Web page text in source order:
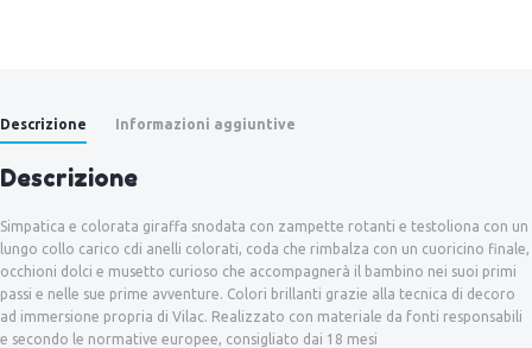
Descrizione Informazioni aggiuntive
Descrizione
Simpatica e colorata giraffa snodata con zampette rotanti e testoliona con un
lungo collo carico cdi anelli colorati, coda che rimbalza con un cuoricino finale,
occhioni dolci e musetto curioso che accompagnerà il bambino nei suoi primi
passi e nelle sue prime avventure. Colori brillanti grazie alla tecnica di decoro
ad immersione propria di Vilac. Realizzato con materiale da fonti responsabili
e secondo le normative europee, consigliato dai 18 mesi